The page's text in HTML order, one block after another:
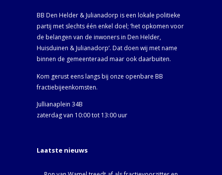
BB Den Helder & Julianadorp is een lokale politieke
partij met slechts één enkel doel; ‘het opkomen voor
de belangen van de inwoners in Den Helder,
Huisduinen & Julianadorp‘. Dat doen wij met name
binnen de gemeenteraad maar ook daarbuiten.
Kom gerust eens langs bij onze openbare BB
fractiebijeenkomsten.
Jullianaplein 34B
zaterdag van 10:00 tot 13:00 uur
Laatste nieuws